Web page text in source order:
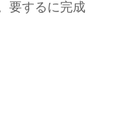
要するに完成